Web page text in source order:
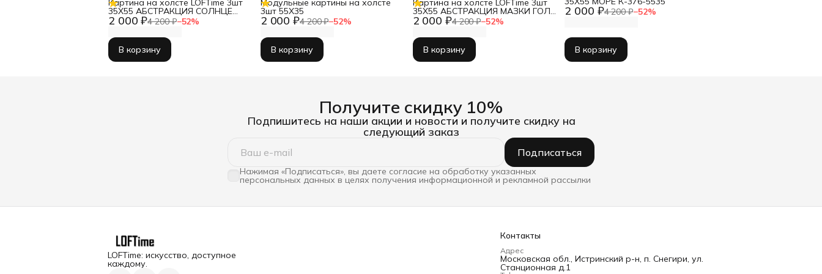
2 000 ₽4 200 ₽−52%
Картина на холсте LOFTime 3шт
35Х55 АБСТРАКЦИЯ СОЛНЦЕ
К-387-5535
В корзину
2 000 ₽4 200 ₽−52%
Модульные картины на холсте
3шт 55Х35
В корзину
2 000 ₽4 200 ₽−52%
Картина на холсте LOFTime 3шт
35Х55 АБСТРАКЦИЯ МАЗКИ ГОЛ
К-397-5535
В корзину
2 000 ₽4 200 ₽−52%
В корзину
Получите скидку 10%
Подпишитесь на наши акции и новости и получите скидку на
следующий заказ
Подписаться
Нажимая «Подписаться», вы даете согласие на обработку указанных
персональных данных в целях получения информационной и рекламной рассылки
LOFTime: искусство, доступное
каждому.
Контакты
Адрес
Московская обл., Истринский р-н, п. Снегири, ул.
Станционная д.1